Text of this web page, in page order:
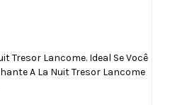
Tresor Lancome. Ideal Se Você
A La Nuit Tresor Lancome